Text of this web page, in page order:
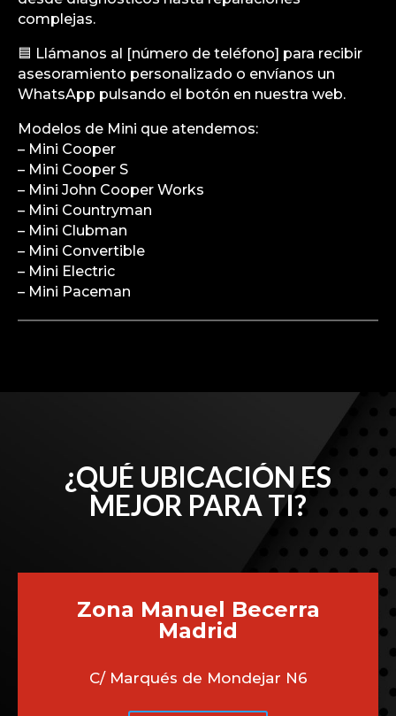
complejas.
🟦 Llámanos al [número de teléfono] para recibir
asesoramiento personalizado o envíanos un
WhatsApp pulsando el botón en nuestra web.
Modelos de Mini que atendemos:
– Mini Cooper
– Mini Cooper S
– Mini John Cooper Works
– Mini Countryman
– Mini Clubman
– Mini Convertible
– Mini Electric
– Mini Paceman
¿QUÉ UBICACIÓN ES
MEJOR PARA TI?
Zona Manuel Becerra
Madrid
C/ Marqués de Mondejar N6